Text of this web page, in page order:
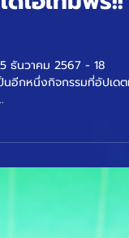
ไอเทมฟรี!!
ธันวาคม 2567 - 18